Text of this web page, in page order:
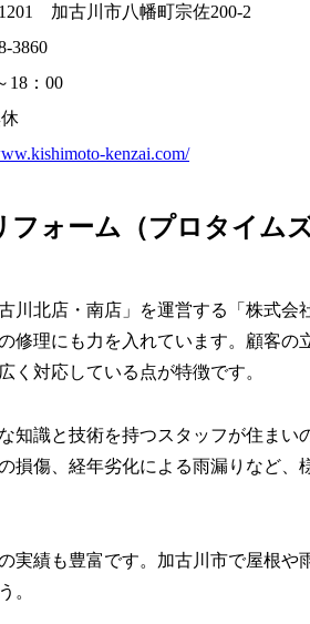
加古川市八幡町宗佐200-2
3860
18：00
kenzai.com/
ォーム（プロタイムズ
川北店・南店」を運営する「株式
修理にも力を入れています。顧客
く対応している点が特徴です。
知識と技術を持つスタッフが住まい
損傷、経年劣化による雨漏りなど
実績も豊富です。加古川市で屋根や
。